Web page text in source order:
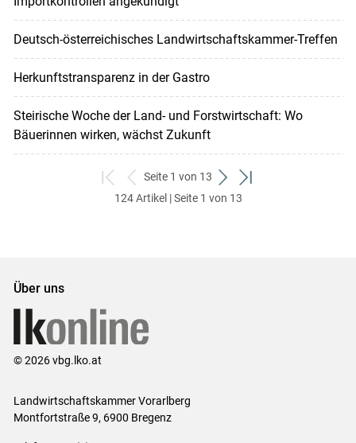
Deutsch-österreichisches Landwirtschaftskammer-Treffen
Herkunftstransparenz in der Gastro
Steirische Woche der Land- und Forstwirtschaft: Wo
Bäuerinnen wirken, wächst Zukunft
zum
ersten
zurück
zum
Seite 1 von 13
weiter
zum
zum
124 Artikel | Seite 1 von 13
Über uns
© 2026 vbg.lko.at
Landwirtschaftskammer Vorarlberg
Montfortstraße 9, 6900 Bregenz